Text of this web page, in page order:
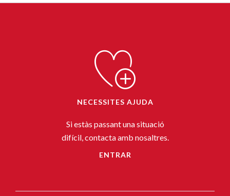
NECESSITES AJUDA
Si estàs passant una situació
difícil, contacta amb nosaltres.
ENTRAR